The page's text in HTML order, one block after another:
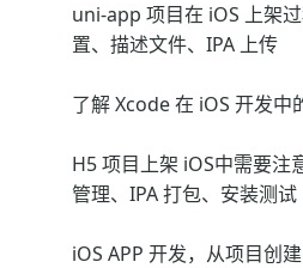
uni-app 项目在 iOS 上架
置、描述文件、IPA 上传
了解 Xcode 在 iOS 开发中
H5 项目上架 iOS中需要注
管理、IPA 打包、安装测试
iOS APP 开发，从项目创